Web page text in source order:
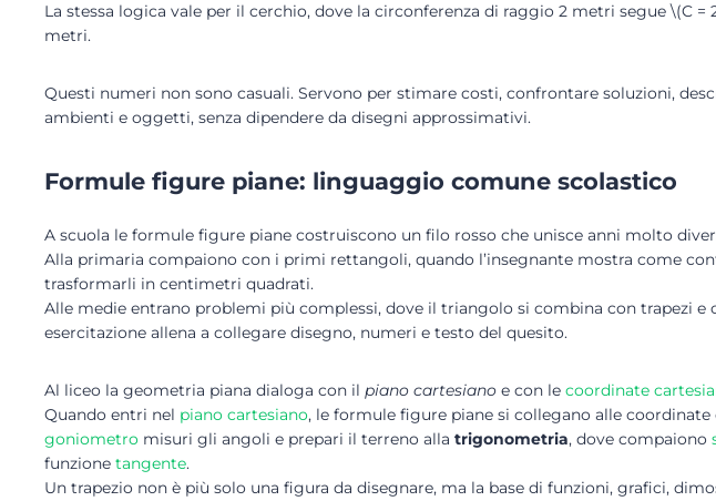
La stessa logica vale per il cerchio, dove la circonferenza di raggio 2 metri segue \(C =
metri.
Questi numeri non sono casuali. Servono per stimare costi, confrontare soluzioni,
ambienti e oggetti, senza dipendere da disegni approssimativi.
Formule figure piane: linguaggio comune scolastico
A scuola le formule figure piane costruiscono un filo rosso che unisce anni molto
Alla primaria compaiono con i primi rettangoli, quando l’insegnante mostra come
trasformarli in centimetri quadrati.
Alle medie entrano problemi più complessi, dove il triangolo si combina con trapezi e
esercitazione allena a collegare disegno, numeri e testo del quesito.
Al liceo la geometria piana dialoga con il piano cartesiano e con le coordinate
Quando entri nel piano cartesiano, le formule figure piane si collegano alle coordinate
goniometro misuri gli angoli e prepari il terreno alla trigonometria, dove compaiono
funzione tangente.
Un trapezio non è più solo una figura da disegnare, ma la base di funzioni, grafici,